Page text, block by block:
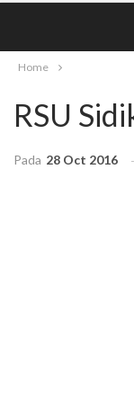
Home
RSU
Pada 28 Oct 2016